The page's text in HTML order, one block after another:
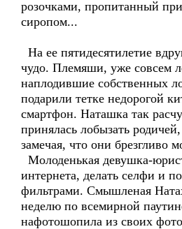
розочками, пропитанный
сиропом...
На ее пятидесятилетие
чудо. Племяши, уже совсем
наплодившие собственных
подарили тетке недорогой
смартфон. Наташка так
принялась лобызать
замечая, что они брезгливо
Молоденькая девушка-
интернета, делать селфи и
фильтрами. Смышленая
неделю по всемирной
нафотошопила из своих